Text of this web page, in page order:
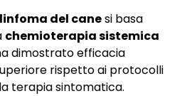
del canesi basa
chemioterapia sistemica
dimostrato efficacia
rispetto ai protocolli
terapia sintomatica.